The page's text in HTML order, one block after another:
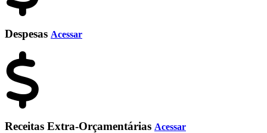
Despesas Acessar
Receitas Extra-Orçamentárias Acessar